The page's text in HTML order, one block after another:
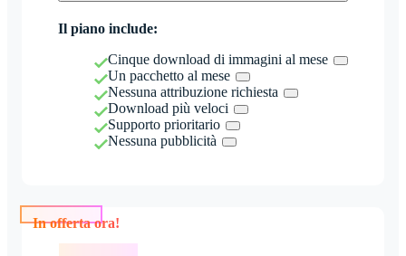
Il piano include:
Cinque download di immagini al mese
Un pacchetto al mese
Nessuna attribuzione richiesta
Download più veloci
Supporto prioritario
Nessuna pubblicità